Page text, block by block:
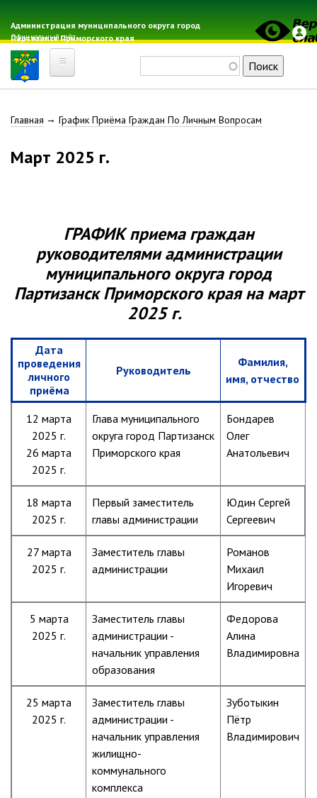
основному
содержанию
Администрация муниципального округа город
Партизанск Приморского края
Официальный сайт
Главная
Электронная почта
Гражданская оборона
Свод-WEB
Партизанск
Геральдика
Решение Думы «О гербе
округа»
Историческая справка
Фотогалерея
Старые фотографии нашего
города
Старые фотографии города
Старый и новый Партизанск
Сучанские каменноугольные копи
Книга «Партизанску 125 лет. Город в
лицах и судьбах.»
Книга «О геологах – с пристрастием»
Книга "Партизанск. Энергия времени."
Глава МОГП
Отчёты главы
Первый заместитель
Заместители главы администрации
График приёма граждан
август 2026 г.
июль 2026 г.
Строка
навигации
Главная График Приёма Граждан По Личным Вопросам
март 2025 г.
ГРАФИКприема граждан
руководителями администрации
муниципального округа город
ПартизанскПриморского краянамарт
2025 г.
Дата
проведения
личного
приёма
Руководитель
Фамилия,
имя, отчество
12 марта
2025 г.
26 марта
2025 г.
Глава муниципального
округа город Партизанск
Приморского края
Бондарев
Олег
Анатольевич
18 марта
2025 г.
Первый заместитель
главы администрации
Юдин Сергей
Сергеевич
27 марта
2025 г.
Заместитель главы
администрации
Романов
Михаил
Игоревич
5 марта
2025 г.
Заместитель главы
администрации -
начальник управления
образования
Федорова
Алина
Владимировна
25 марта
2025 г.
Заместитель главы
администрации -
начальник управления
жилищно-
коммунального
комплекса
Зуботыкин
Пётр
Владимирович